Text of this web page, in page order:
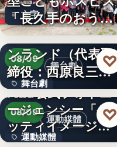
文字
「長久手のおう
ち」が愛知…
舞台劇
08/09
舞台劇
文字
株式会社青山メイ
ンランド（代表取
締役：西原良三）
特別協賛…
♡
運動媒體
08/09
運動媒體
MLB公式フォトエ
ージェンシー「ゲ
ッティイメージ
ズ」五十…
♡